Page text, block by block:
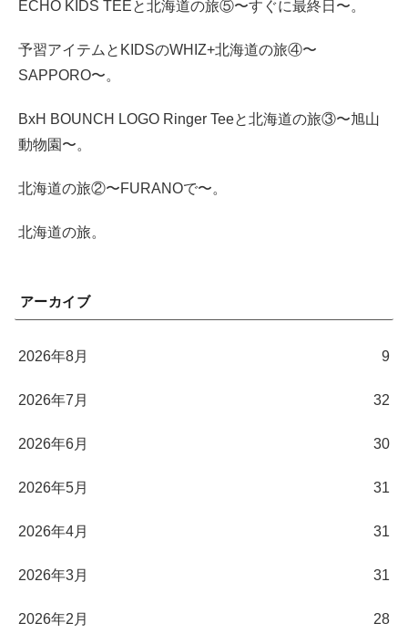
ECHO KIDS TEEと北海道の旅⑤〜すぐに最終日〜。
予習アイテムとKIDSのWHIZ+北海道の旅④〜
SAPPORO〜。
BxH BOUNCH LOGO Ringer Teeと北海道の旅③〜旭山
動物園〜。
北海道の旅②〜FURANOで〜。
北海道の旅。
アーカイブ
2026年8月 9
2026年7月 32
2026年6月 30
2026年5月 31
2026年4月 31
2026年3月 31
2026年2月 28